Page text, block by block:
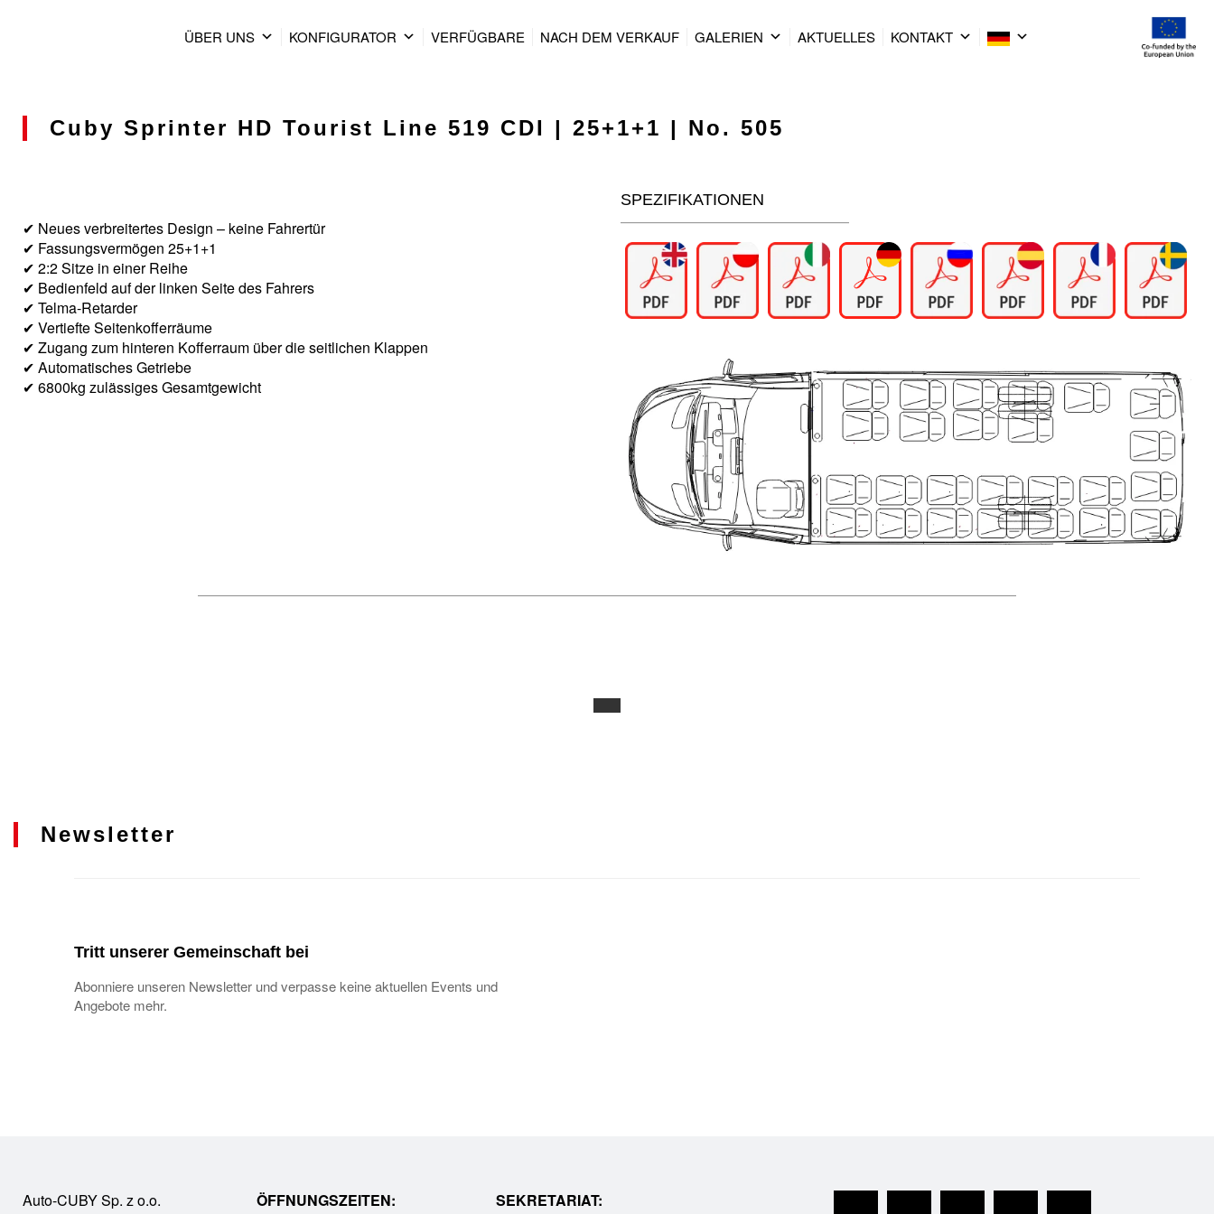
ÜBER UNS KONFIGURATOR VERFÜGBARE NACH DEM VERKAUF GALERIEN AKTUELLES KONTAKT
Cuby Sprinter HD Tourist Line 519 CDI | 25+1+1 | No. 505
✔ Neues verbreitertes Design – keine Fahrertür
✔ Fassungsvermögen 25+1+1
✔ 2:2 Sitze in einer Reihe
✔ Bedienfeld auf der linken Seite des Fahrers
✔ Telma-Retarder
✔ Vertiefte Seitenkofferräume
✔ Zugang zum hinteren Kofferraum über die seitlichen Klappen
✔ Automatisches Getriebe
✔ 6800kg zulässiges Gesamtgewicht
SPEZIFIKATIONEN
Newsletter
Tritt unserer Gemeinschaft bei
Abonniere unseren Newsletter und verpasse keine aktuellen Events und
Angebote mehr.
Auto-CUBY Sp. z o.o.
ÖFFNUNGSZEITEN:
SEKRETARIAT: